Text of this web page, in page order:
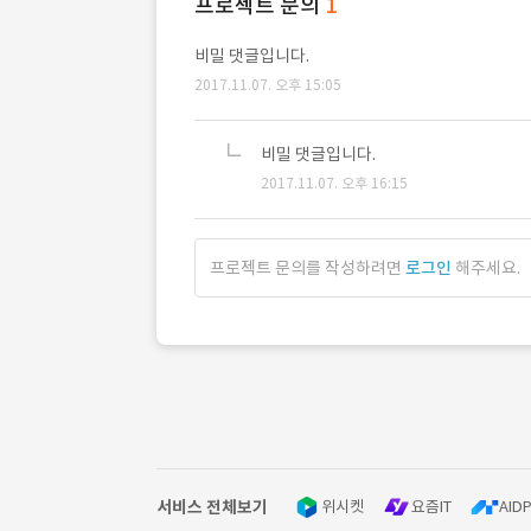
비밀 댓글입니다.
2017.11.07. 오후 15:05
비밀 댓글입니다.
2017.11.07. 오후 16:15
프로젝트 문의를 작성하려면 로그인 해주세요.
서비스 전체보기 위시켓 요즘IT